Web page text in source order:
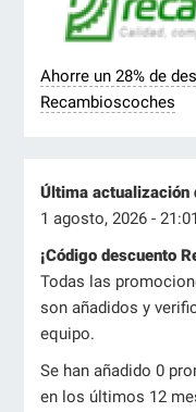
Ahorre un 28% de
Recambioscoches
Última actualización
1 agosto, 2026 - 21:01
¡Código descuento
Todas las
son añadidos y
equipo.
Se han añadido 0
en los últimos 12